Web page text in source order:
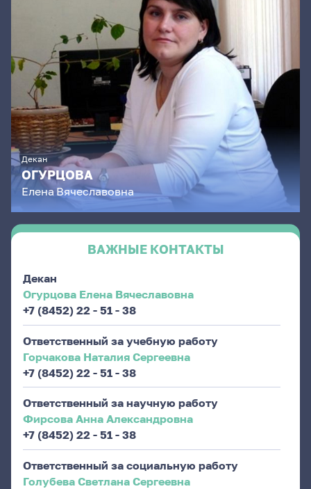
Декан
ОГУРЦОВА
ЕленаВячеславовна
ВАЖНЫЕ КОНТАКТЫ
Декан
Огурцова Елена Вячеславовна
+7 (8452) 22 - 51 - 38
Ответственный за учебную работу
Горчакова Наталия Сергеевна
+7 (8452) 22 - 51 - 38
Ответственный за научную работу
Фирсова Анна Александровна
+7 (8452) 22 - 51 - 38
Ответственный за социальную работу
Голубева Светлана Сергеевна